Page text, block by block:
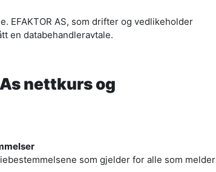
EFAKTOR AS, som drifter og vedlikeholder
en databehandleravtale.
nettkurs og
som gjelder for alle som melder